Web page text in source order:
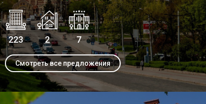
223 2 7
Смотреть все предложения